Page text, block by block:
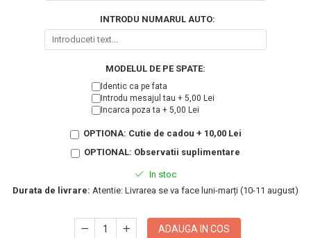
Pentru mama
Brelocuri cu mesaje amuzante
Cadouri pentru parinti de Craciun
Dupa varsta
60 ani
INTRODU NUMARUL AUTO:
MODELUL DE PE SPATE:
Identic ca pe fata
Introdu mesajul tau + 5,00 Lei
Incarca poza ta + 5,00 Lei
OPTIONA: Cutie de cadou + 10,00 Lei
OPTIONAL: Observatii suplimentare
In stoc
Durata de livrare: Atentie: Livrarea se va face luni-marți (10-11 august)
ADAUGA IN COS